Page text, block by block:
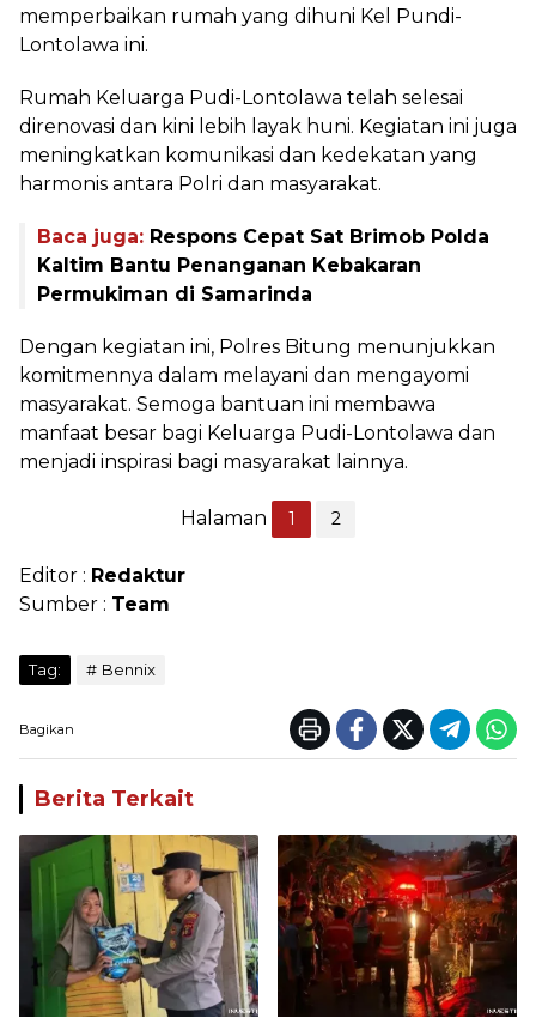
memperbaikan rumah yang dihuni Kel Pundi-
Lontolawa ini.
Rumah Keluarga Pudi-Lontolawa telah selesai
direnovasi dan kini lebih layak huni. Kegiatan ini juga
meningkatkan komunikasi dan kedekatan yang
harmonis antara Polri dan masyarakat.
Baca juga: Respons Cepat Sat Brimob Polda
Kaltim Bantu Penanganan Kebakaran
Permukiman di Samarinda
Dengan kegiatan ini, Polres Bitung menunjukkan
komitmennya dalam melayani dan mengayomi
masyarakat. Semoga bantuan ini membawa
manfaat besar bagi Keluarga Pudi-Lontolawa dan
menjadi inspirasi bagi masyarakat lainnya.
Halaman 1 2
Editor : Redaktur
Sumber : Team
Tag: Bennix
Bagikan
Berita Terkait